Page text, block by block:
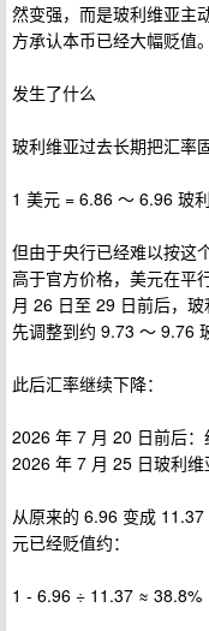
然变强，而是玻利维亚主
方承认本币已经大幅贬值。
发生了什么
玻利维亚过去长期把汇率
1 美元 = 6.86 ～ 6.96 玻
但由于央行已经难以按这
高于官方价格，美元在平
月 26 日至 29 日前后，
先调整到约 9.73 ～ 9.76
此后汇率继续下降：
2026 年 7 月 20 日前后
2026 年 7 月 25 日玻利
从原来的 6.96 变成
元已经贬值约：
1 - 6.96 ÷ 11.37 ≈ 38.8%